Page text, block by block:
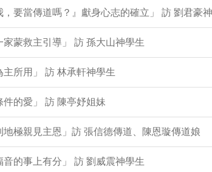
要當傳道嗎？』獻身心志的確立」 訪 劉君豪
蒙救主引導」 訪 孫大山神學生
所用」 訪 林承軒神學生
的愛」 訪 陳亭妤姐妹
極親見主恩」訪 張信德傳道、陳恩璇傳道娘
的事上有分」 訪 劉威震神學生